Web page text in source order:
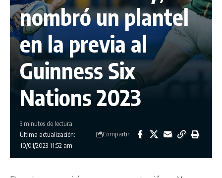
nombró un plantel
en la previa al
Guinness Six
Nations 2023
Última actualización:
10/01/2023 11:52 am
3 minutos de lectura
Compartir